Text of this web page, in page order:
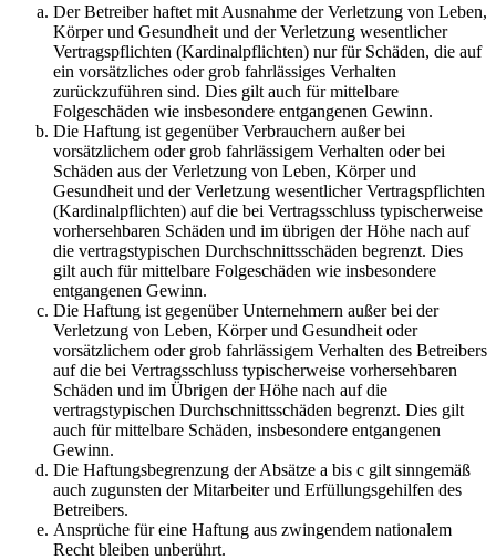
Der Betreiber haftet mit Ausnahme der Verletzung von Leben,
Körper und Gesundheit und der Verletzung wesentlicher
Vertragspflichten (Kardinalpflichten) nur für Schäden, die auf
ein vorsätzliches oder grob fahrlässiges Verhalten
zurückzuführen sind. Dies gilt auch für mittelbare
Folgeschäden wie insbesondere entgangenen Gewinn.
Die Haftung ist gegenüber Verbrauchern außer bei
vorsätzlichem oder grob fahrlässigem Verhalten oder bei
Schäden aus der Verletzung von Leben, Körper und
Gesundheit und der Verletzung wesentlicher Vertragspflichten
(Kardinalpflichten) auf die bei Vertragsschluss typischerweise
vorhersehbaren Schäden und im übrigen der Höhe nach auf
die vertragstypischen Durchschnittsschäden begrenzt. Dies
gilt auch für mittelbare Folgeschäden wie insbesondere
entgangenen Gewinn.
Die Haftung ist gegenüber Unternehmern außer bei der
Verletzung von Leben, Körper und Gesundheit oder
vorsätzlichem oder grob fahrlässigem Verhalten des Betreibers
auf die bei Vertragsschluss typischerweise vorhersehbaren
Schäden und im Übrigen der Höhe nach auf die
vertragstypischen Durchschnittsschäden begrenzt. Dies gilt
auch für mittelbare Schäden, insbesondere entgangenen
Gewinn.
Die Haftungsbegrenzung der Absätze a bis c gilt sinngemäß
auch zugunsten der Mitarbeiter und Erfüllungsgehilfen des
Betreibers.
Ansprüche für eine Haftung aus zwingendem nationalem
Recht bleiben unberührt.